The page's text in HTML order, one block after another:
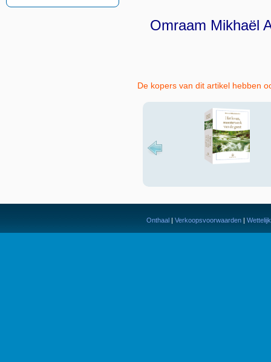
Omraam Mikhaël
De kopers van dit artikel hebben
Onthaal | Verkoopsvoorwaarden |